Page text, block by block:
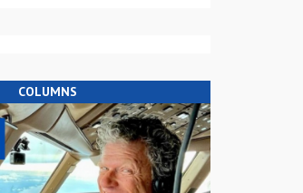
COLUMNS